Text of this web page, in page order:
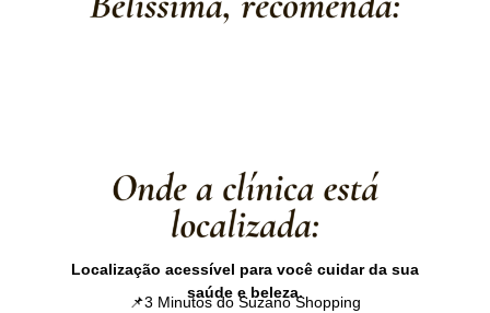
Localização acessível para você cuidar da sua
saúde e beleza.
📌3 Minutos do Suzano Shopping